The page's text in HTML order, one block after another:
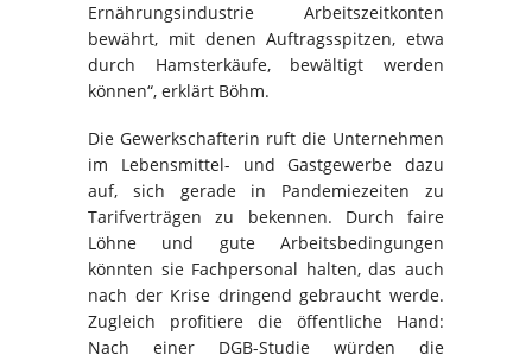
Ernährungsindustrie Arbeitszeitkonten
bewährt, mit denen Auftragsspitzen, etwa
durch Hamsterkäufe, bewältigt werden
können“, erklärt Böhm.
Die Gewerkschafterin ruft die Unternehmen
im Lebensmittel- und Gastgewerbe dazu
auf, sich gerade in Pandemiezeiten zu
Tarifverträgen zu bekennen. Durch faire
Löhne und gute Arbeitsbedingungen
könnten sie Fachpersonal halten, das auch
nach der Krise dringend gebraucht werde.
Zugleich profitiere die öffentliche Hand:
Nach einer DGB-Studie würden die